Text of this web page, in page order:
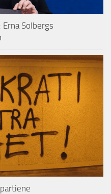
Solbergs